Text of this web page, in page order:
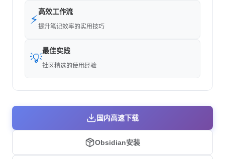
⚡
高效工作流
提升笔记效率的实用技巧
💡
最佳实践
社区精选的使用经验
国内高速下载
Obsidian安装